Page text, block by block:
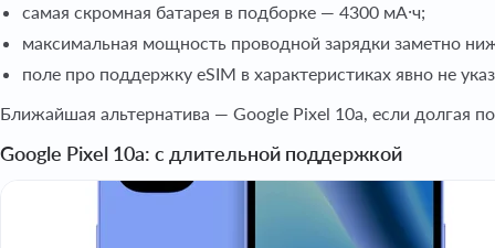
самая скромная батарея в подборке — 4300 мА·ч;
максимальная мощность проводной зарядки заметно
поле про поддержку eSIM в характеристиках явно не
Ближайшая альтернатива — Google Pixel 10a, если долгая
Google Pixel 10a: с длительной поддержкой